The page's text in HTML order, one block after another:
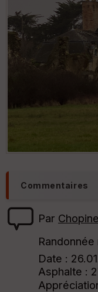
Commentaires
Par
Randonnée
Date :
Asphalte :
Appréciation